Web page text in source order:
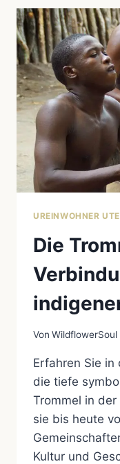
UREINWOHNER
Die
Von WildflowerSoul
Erfahren Sie
die tiefe
Trommel in
sie bis heute
Kultur und